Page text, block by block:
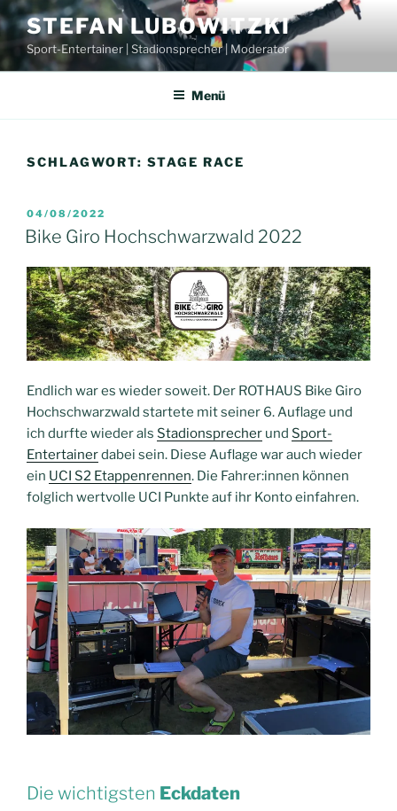
Zum
Inhalt
springen
STEFAN LUBOWITZKI
Sport-Entertainer | Stadionsprecher | Moderator
Menü
SCHLAGWORT: STAGE RACE
VERÖFFENTLICHT
AM
04/08/2022
Bike Giro Hochschwarzwald 2022
Endlich war es wieder soweit. Der ROTHAUS Bike Giro
Hochschwarzwald startete mit seiner 6. Auflage und
ich durfte wieder als Stadionsprecher und Sport-
Entertainerdabei sein. Diese Auflage war auch wieder
ein UCI S2 Etappenrennen. Die Fahrer:innen können
folglich wertvolle UCI Punkte auf ihr Konto einfahren.
Die wichtigsten Eckdaten